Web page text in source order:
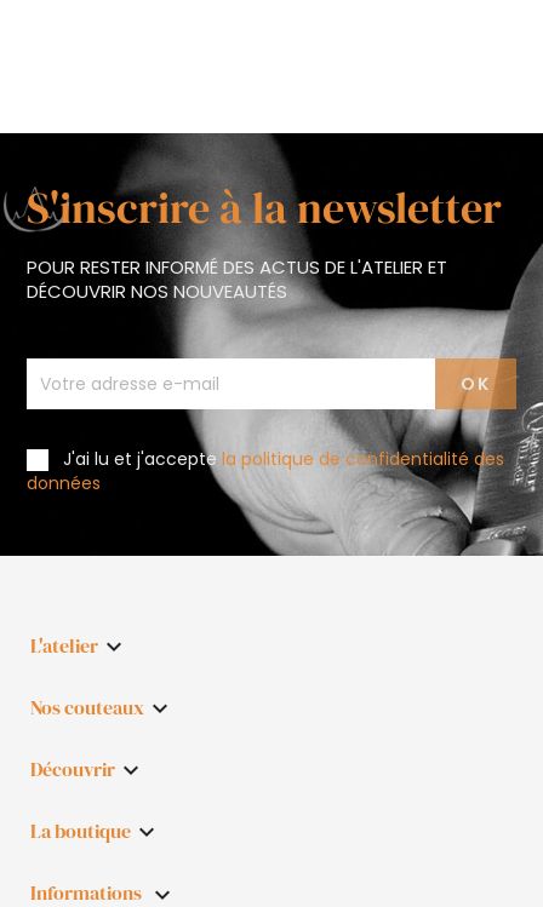
S'inscrire à la newsletter
POUR RESTER INFORMÉ DES ACTUS DE L'ATELIER ET
DÉCOUVRIR NOS NOUVEAUTÉS
J'ai lu et j'acceptela politique de confidentialité des
données
L'atelier 
Nos couteaux 
Découvrir 
La boutique 
Informations keyboard_arrow_down